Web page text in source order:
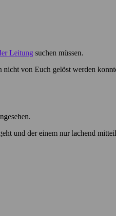
Leitung suchen müssen.
von Euch gelöst werden
und der einem nur lachend